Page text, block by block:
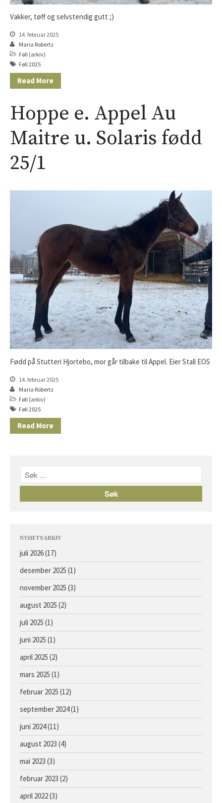
Vakker, tøff og selvstendig gutt ;)
14. februar 2025
Maria Robertz
Føll (arkiv)
Føll 2025
Read More
Hoppe e. Appel Au
Maitre u. Solaris fødd
25/1
Fødd på Stutteri Hjortebo, mor går tilbake til Appel. Eier Stall EOS
14. februar 2025
Maria Robertz
Føll (arkiv)
Føll 2025
Read More
NYHETSARKIV
juli 2026(17)
desember 2025 (1)
november 2025 (3)
august 2025 (2)
juli 2025 (1)
juni 2025 (1)
april 2025 (2)
mars 2025 (1)
februar 2025 (12)
september 2024(1)
juni 2024(11)
august 2023 (4)
mai 2023 (3)
februar 2023 (2)
april 2022(3)